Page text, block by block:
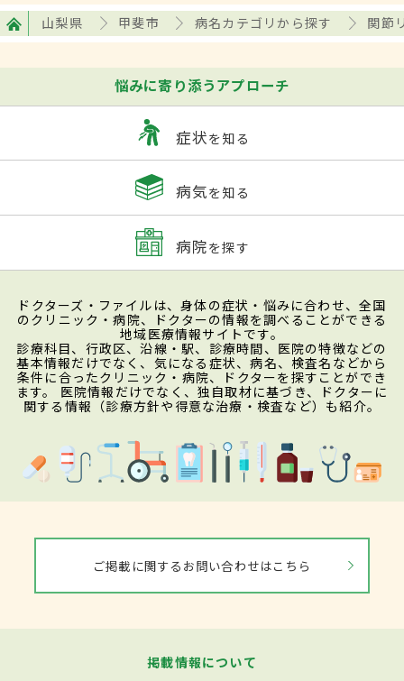
山梨県 甲斐市 病名カテゴリから探す 関節
悩みに寄り添うアプローチ
症状を知る
病気を知る
病院を探す
ドクターズ・ファイルは、身体の症状・悩みに合わせ、全国
のクリニック・病院、ドクターの情報を調べることができる
地域医療情報サイトです。
診療科目、行政区、沿線・駅、診療時間、医院の特徴などの
基本情報だけでなく、気になる症状、病名、検査名などから
条件に合ったクリニック・病院、ドクターを探すことができ
ます。 医院情報だけでなく、独自取材に基づき、ドクターに
関する情報（診療方針や得意な治療・検査など）も紹介。
ご掲載に関するお問い合わせはこちら
掲載情報について